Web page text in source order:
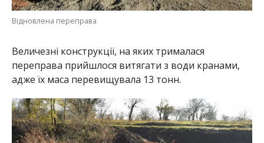
Відновлена переправа
Величезні конструкції, на яких трималася
переправа прийшлося витягати з води кранами,
адже їх маса перевищувала 13 тонн.